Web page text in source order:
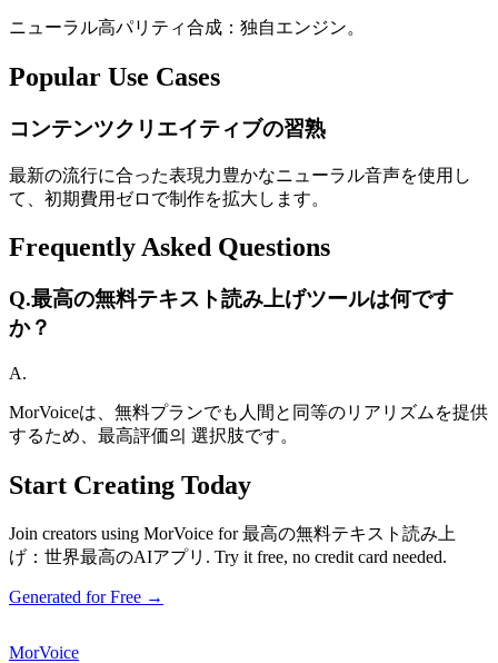
ニューラル高パリティ合成：独自エンジン。
Popular Use Cases
コンテンツクリエイティブの習熟
最新の流行に合った表現力豊かなニューラル音声を使用し
て、初期費用ゼロで制作を拡大します。
Frequently Asked Questions
Q.最高の無料テキスト読み上げツールは何です
か？
A.
MorVoiceは、無料プランでも人間と同等のリアリズムを提供
するため、最高評価의 選択肢です。
Start Creating Today
Join creators using MorVoice for 最高の無料テキスト読み上
げ：世界最高のAIアプリ. Try it free, no credit card needed.
Generated for Free →
MorVoice